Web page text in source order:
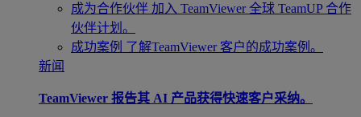
成为合作伙伴 加入 TeamViewer 全球 TeamUP 合作
伙伴计划。
成功案例 了解TeamViewer 客户的成功案例。
新闻
TeamViewer 报告其 AI 产品获得快速客户采纳。